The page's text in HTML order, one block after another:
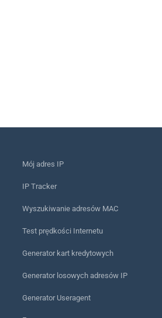
Mój adres IP
IP Tracker
Wyszukiwanie adresów MAC
Test prędkości Internetu
Generator kart kredytowych
Generator losowych adresów IP
Generator Useragent